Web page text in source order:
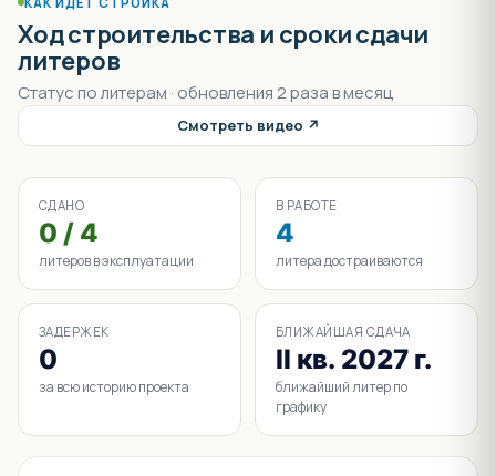
Ход строительства и сроки сдачи
литеров
Статус по литерам · обновления 2 раза в месяц
Смотреть видео ↗
СДАНО
0 / 4
литеров в эксплуатации
В РАБОТЕ
4
литера достраиваются
ЗАДЕРЖЕК
0
за всю историю проекта
БЛИЖАЙШАЯ СДАЧА
II кв. 2027 г.
ближайший литер по
графику